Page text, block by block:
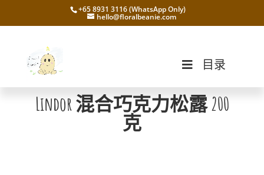
+65 8931 3116 (WhatsApp Only)
hello@floralbeanie.com
目录
Lindor 混合巧克力松露 200
克